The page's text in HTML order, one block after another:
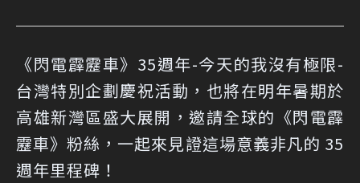
《閃電霹靂車》35週年-今天的我沒有極限-
台灣特別企劃慶祝活動，也將在明年暑期於
高雄新灣區盛大展開，邀請全球的《閃電霹
靂車》粉絲，一起來見證這場意義非凡的 35
週年里程碑！